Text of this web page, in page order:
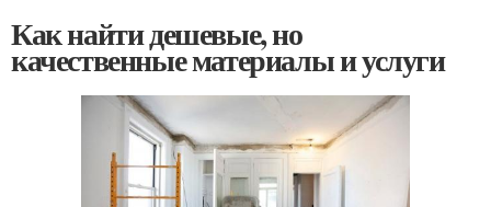
Как найти дешевые, но
качественные материалы и услуги